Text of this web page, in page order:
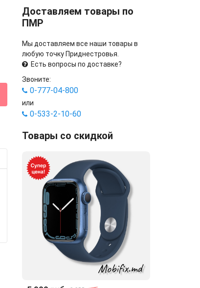
Доставляем товары по
ПМР
Мы доставляем все наши товары в
любую точку Приднестровья.
Есть вопросы по доставке?
Звоните:
0-777-04-800
или
0-533-2-10-60
Товары со скидкой